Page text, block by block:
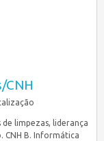
CNH
limpezas, liderança
CNH B. Informática